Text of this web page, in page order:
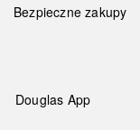
Bezpieczne zakupy
Douglas App